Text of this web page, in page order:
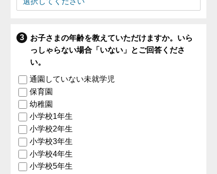
お子さまの年齢を教えていただけますか。いら
っしゃらない場合「いない」とご回答くださ
い。
通園していない未就学児
保育園
幼稚園
小学校1年生
小学校2年生
小学校3年生
小学校4年生
小学校5年生